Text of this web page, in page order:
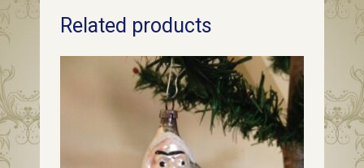
Kerst
dennenappel
Related products